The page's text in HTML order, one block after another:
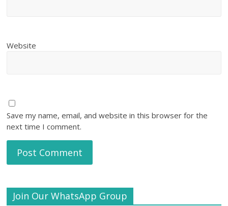
Website
Save my name, email, and website in this browser for the
next time I comment.
Join Our WhatsApp Group